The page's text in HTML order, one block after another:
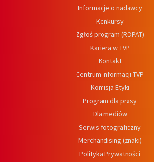
Informacje o nadawcy
Konkursy
Zgłoś program (ROPAT)
Kariera w TVP
Kontakt
Centrum informacji TVP
Komisja Etyki
Program dla prasy
Dla mediów
Serwis fotograficzny
Merchandising (znaki)
Polityka Prywatności